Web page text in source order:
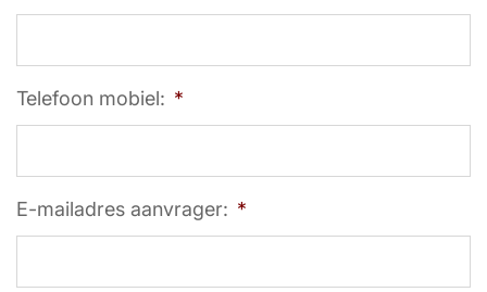
Telefoon mobiel: *
E-mailadres aanvrager: *